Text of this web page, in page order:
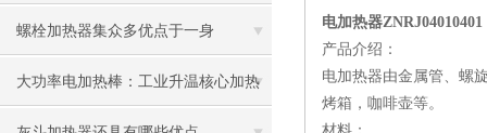
误区
螺栓加热器集众多优点于一身
大功率电加热棒：工业升温核心加热
电加热器
产品介绍：
电加热器由金属管、螺
烤箱，咖啡壶等。